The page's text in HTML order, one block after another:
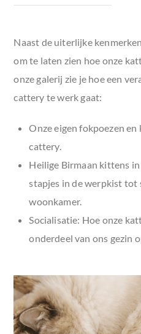
Naast de uiterlijke
om te laten zien hoe onze
onze galerij zie je hoe een
cattery te werk gaat:
Onze eigen fokpoezen en
cattery.
Heilige Birmaan kittens
stapjes in de werpkist tot
woonkamer.
Socialisatie: Hoe onze
onderdeel van ons gezin